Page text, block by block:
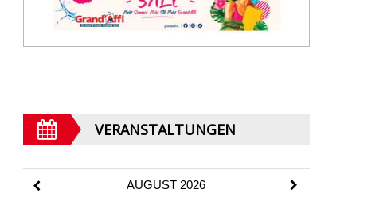
VERANSTALTUNGEN
AUGUST 2026